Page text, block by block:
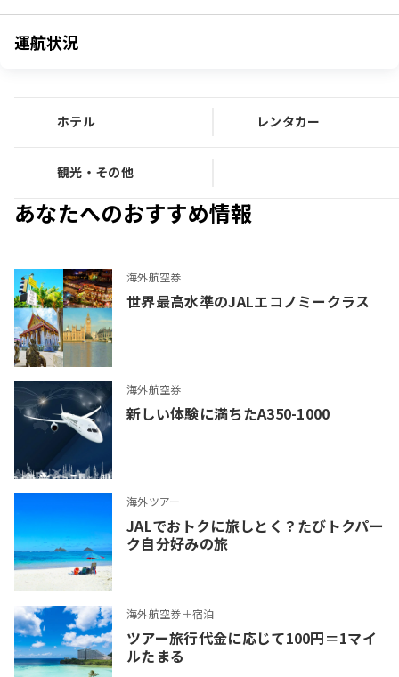
運航状況
ホテル レンタカー
観光・その他
あなたへのおすすめ情報
海外航空券
世界最高水準のJALエコノミークラス
海外航空券
新しい体験に満ちたA350-1000
海外ツアー
JALでおトクに旅しとく？たびトクパー
ク自分好みの旅
海外航空券＋宿泊
ツアー旅行代金に応じて100円＝1マイ
ルたまる